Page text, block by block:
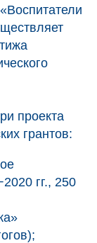
проекта
грантов:
гг., 250